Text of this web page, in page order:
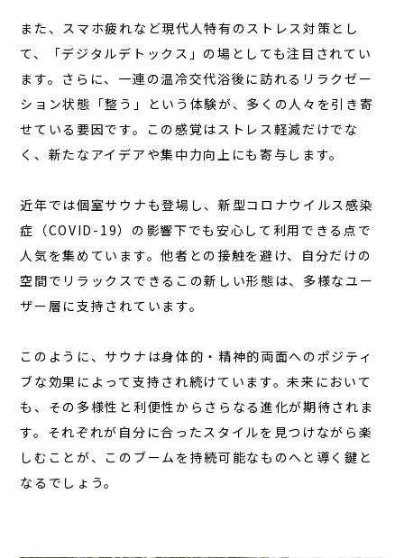
また、スマホ疲れなど現代人特有のストレス対策とし
て、「デジタルデトックス」の場としても注目されてい
ます。さらに、一連の温冷交代浴後に訪れるリラクゼー
ション状態「整う」という体験が、多くの人々を引き寄
せている要因です。この感覚はストレス軽減だけでな
く、新たなアイデアや集中力向上にも寄与します。
近年では個室サウナも登場し、新型コロナウイルス感染
症（COVID-19）の影響下でも安心して利用できる点で
人気を集めています。他者との接触を避け、自分だけの
空間でリラックスできるこの新しい形態は、多様なユー
ザー層に支持されています。
このように、サウナは身体的・精神的両面へのポジティ
ブな効果によって支持され続けています。未来において
も、その多様性と利便性からさらなる進化が期待されま
す。それぞれが自分に合ったスタイルを見つけながら楽
しむことが、このブームを持続可能なものへと導く鍵と
なるでしょう。